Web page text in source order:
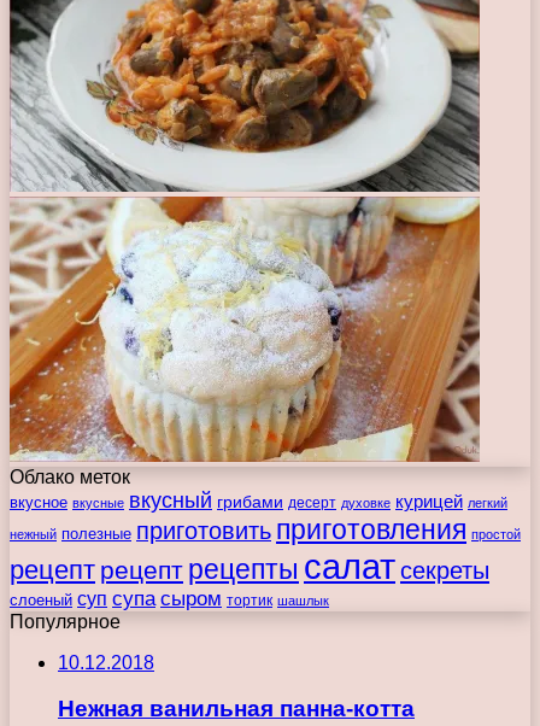
Облако меток
вкусное вкусные вкусный грибами десерт духовке курицей легкий
нежный полезные приготовить приготовления простой
рецепт рецепт рецепты салатсекреты
слоеный суп супа сыром тортик шашлык
Популярное
10.12.2018
Нежная ванильная панна-котта